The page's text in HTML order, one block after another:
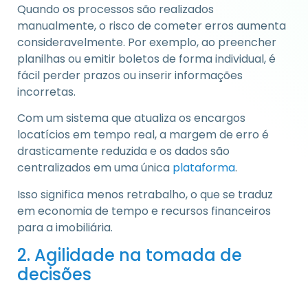
Quando os processos são realizados
manualmente, o risco de cometer erros aumenta
consideravelmente. Por exemplo, ao preencher
planilhas ou emitir boletos de forma individual, é
fácil perder prazos ou inserir informações
incorretas.
Com um sistema que atualiza os encargos
locatícios em tempo real, a margem de erro é
drasticamente reduzida e os dados são
centralizados em uma única plataforma.
Isso significa menos retrabalho, o que se traduz
em economia de tempo e recursos financeiros
para a imobiliária.
2. Agilidade na tomada de
decisões